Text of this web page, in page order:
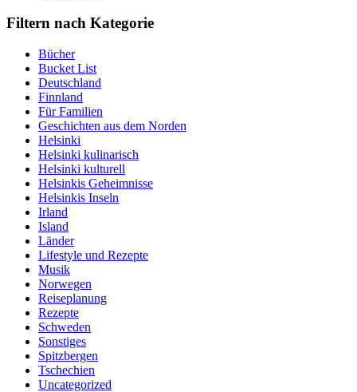
Filtern nach Kategorie
Bücher
Bucket List
Deutschland
Finnland
Für Familien
Geschichten aus dem Norden
Helsinki
Helsinki kulinarisch
Helsinki kulturell
Helsinkis Geheimnisse
Helsinkis Inseln
Irland
Island
Länder
Lifestyle und Rezepte
Musik
Norwegen
Reiseplanung
Rezepte
Schweden
Sonstiges
Spitzbergen
Tschechien
Uncategorized